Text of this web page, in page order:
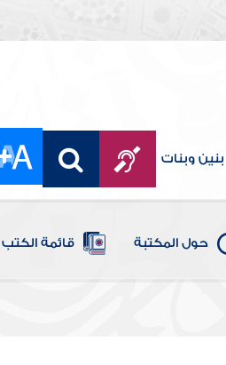
بنين وبنات
حول المكتبة قائمة الكتب